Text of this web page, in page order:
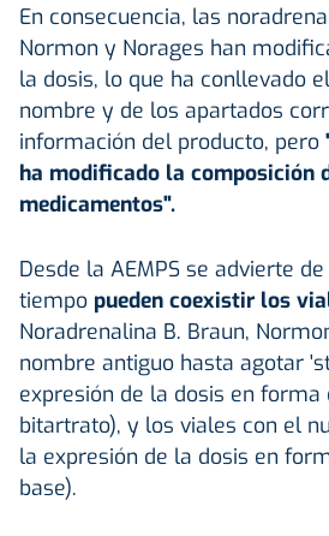
En consecuencia, las
Normon y Norages han
la dosis, lo que ha conllevado
nombre y de los apartados
información del producto, pero
ha modificado la composición
medicamentos".
Desde la AEMPS se advierte
tiempo pueden coexistir los
Noradrenalina B. Braun,
nombre antiguo hasta agotar
expresión de la dosis en forma
bitartrato), y los viales con el
la expresión de la dosis en
base).